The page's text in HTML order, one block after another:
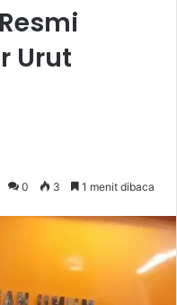
Urut
0 3 1 menit dibaca